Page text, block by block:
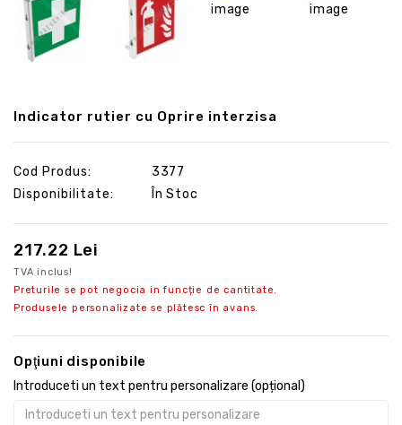
Indicator rutier cu Oprire interzisa
Cod Produs:
3377
Disponibilitate:
În Stoc
217.22 Lei
TVA inclus!
Preturile se pot negocia in funcție de cantitate.
Produsele personalizate se plătesc în avans.
Opţiuni disponibile
Introduceti un text pentru personalizare (opțional)